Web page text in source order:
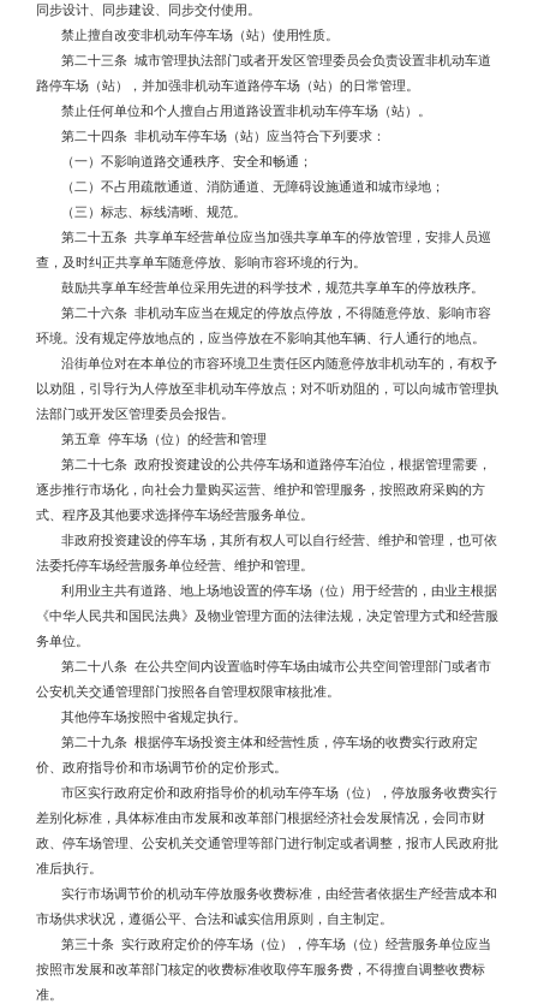
同步设计、同步建设、同步交付使用。
禁止擅自改变非机动车停车场（站）使用性质。
第二十三条 城市管理执法部门或者开发区管理委员会负责设置非机动车道
路停车场（站），并加强非机动车道路停车场（站）的日常管理。
禁止任何单位和个人擅自占用道路设置非机动车停车场（站）。
第二十四条 非机动车停车场（站）应当符合下列要求：
（一）不影响道路交通秩序、安全和畅通；
（二）不占用疏散通道、消防通道、无障碍设施通道和城市绿地；
（三）标志、标线清晰、规范。
第二十五条 共享单车经营单位应当加强共享单车的停放管理，安排人员巡
查，及时纠正共享单车随意停放、影响市容环境的行为。
鼓励共享单车经营单位采用先进的科学技术，规范共享单车的停放秩序。
第二十六条 非机动车应当在规定的停放点停放，不得随意停放、影响市容
环境。没有规定停放地点的，应当停放在不影响其他车辆、行人通行的地点。
沿街单位对在本单位的市容环境卫生责任区内随意停放非机动车的，有权予
以劝阻，引导行为人停放至非机动车停放点；对不听劝阻的，可以向城市管理执
法部门或开发区管理委员会报告。
第五章 停车场（位）的经营和管理
第二十七条 政府投资建设的公共停车场和道路停车泊位，根据管理需要，
逐步推行市场化，向社会力量购买运营、维护和管理服务，按照政府采购的方
式、程序及其他要求选择停车场经营服务单位。
非政府投资建设的停车场，其所有权人可以自行经营、维护和管理，也可依
法委托停车场经营服务单位经营、维护和管理。
利用业主共有道路、地上场地设置的停车场（位）用于经营的，由业主根据
《中华人民共和国民法典》及物业管理方面的法律法规，决定管理方式和经营服
务单位。
第二十八条 在公共空间内设置临时停车场由城市公共空间管理部门或者市
公安机关交通管理部门按照各自管理权限审核批准。
其他停车场按照中省规定执行。
第二十九条 根据停车场投资主体和经营性质，停车场的收费实行政府定
价、政府指导价和市场调节价的定价形式。
市区实行政府定价和政府指导价的机动车停车场（位），停放服务收费实行
差别化标准，具体标准由市发展和改革部门根据经济社会发展情况，会同市财
政、停车场管理、公安机关交通管理等部门进行制定或者调整，报市人民政府批
准后执行。
实行市场调节价的机动车停放服务收费标准，由经营者依据生产经营成本和
市场供求状况，遵循公平、合法和诚实信用原则，自主制定。
第三十条 实行政府定价的停车场（位），停车场（位）经营服务单位应当
按照市发展和改革部门核定的收费标准收取停车服务费，不得擅自调整收费标
准。